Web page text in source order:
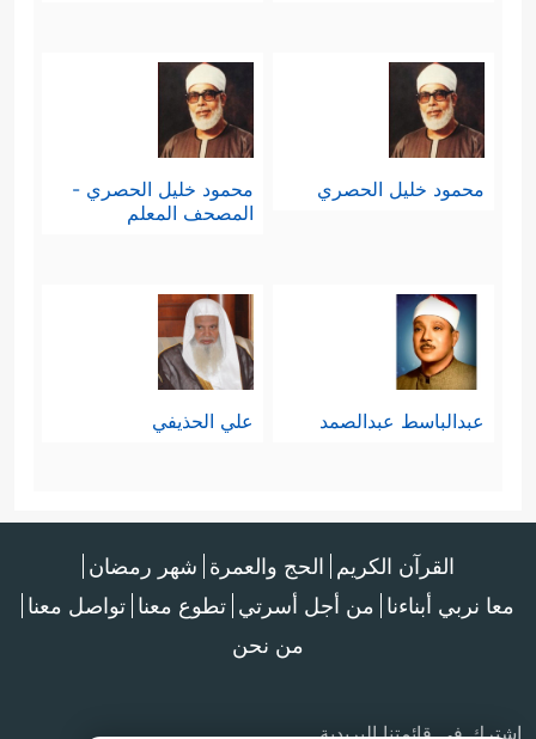
محمود خليل الحصري
محمود خليل الحصري -
المصحف المعلم
عبدالباسط عبدالصمد علي الحذيفي
القرآن الكريم الحج والعمرة شهر رمضان
معا نربي أبناءنا من أجل أسرتي تطوع معنا تواصل معنا
من نحن
اشترك في قائمتنا البريدية